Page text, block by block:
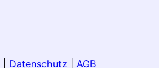
Datenschutz AGB